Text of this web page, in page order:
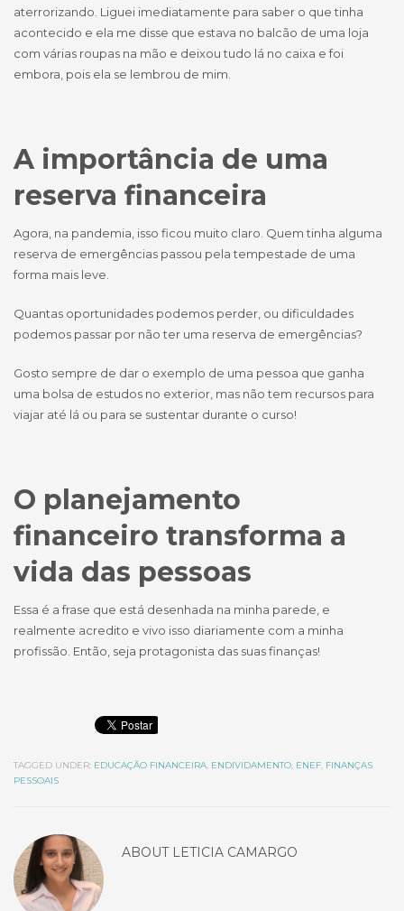
aterrorizando. Liguei imediatamente para saber o que tinha
acontecido e ela me disse que estava no balcão de uma loja
com várias roupas na mão e deixou tudo lá no caixa e foi
embora, pois ela se lembrou de mim.
A importância de uma
reserva financeira
Agora, na pandemia, isso ficou muito claro. Quem tinha alguma
reserva de emergências passou pela tempestade de uma
forma mais leve.
Quantas oportunidades podemos perder, ou dificuldades
podemos passar por não ter uma reserva de emergências?
Gosto sempre de dar o exemplo de uma pessoa que ganha
uma bolsa de estudos no exterior, mas não tem recursos para
viajar até lá ou para se sustentar durante o curso!
O planejamento
financeiro transforma a
vida das pessoas
Essa é a frase que está desenhada na minha parede, e
realmente acredito e vivo isso diariamente com a minha
profissão. Então, seja protagonista das suas finanças!
TAGGED UNDER: EDUCAÇÃO FINANCEIRA, ENDIVIDAMENTO, ENEF, FINANÇAS
PESSOAIS
ABOUT LETICIA CAMARGO